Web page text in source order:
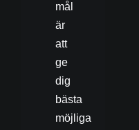
mål
är
att
ge
dig
bästa
möjliga